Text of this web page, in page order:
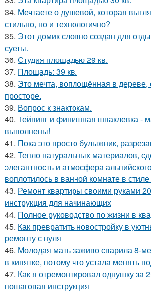
34. Мечтаете о душевой, которая
стильно, но и технологично?
35. Этот домик словно создан для
суеты.
36. Студия площадью 29 кв.
37. Площадь: 39 кв.
38. Это мечта, воплощённая в дереве,
просторе.
39. Вопрос к знактокам.
40. Тейпинг и финишная шпаклёвка -
выполнены!
41. Пока это просто булыжник,
42. Тепло натуральных материалов,
элегантность и атмосфера
воплотилось в ванной комнате в
43. Ремонт квартиры своими руками
инструкция для начинающих
44. Полное руководство по жизни в
45. Как превратить новостройку в
ремонту с нуля
46. Молодая мать заживо сварила 8-
в кипятке, потому что устала менять
47. Как я отремонтировал однушку за
пошаговая инструкция